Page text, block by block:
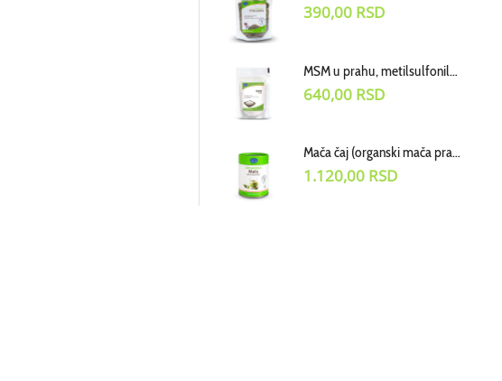
390,00 RSD
MSM u prahu, metilsulfonilmetan dodatak ishrani, cena za 100g
640,00 RSD
Mača čaj (organski mača prah) cena za 50g
1.120,00 RSD